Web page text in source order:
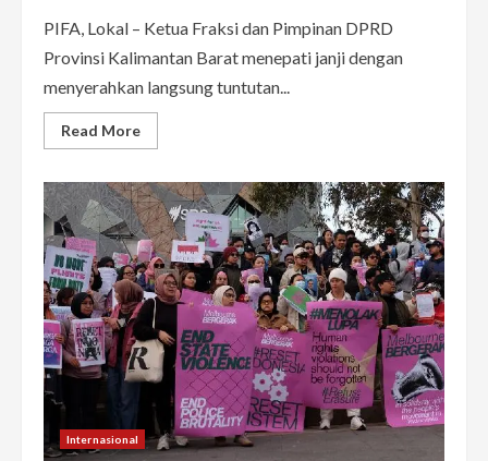
PIFA, Lokal – Ketua Fraksi dan Pimpinan DPRD
Provinsi Kalimantan Barat menepati janji dengan
menyerahkan langsung tuntutan...
Read MoreRead
more
Kalbar
Tepati
Janji,
Serahkan
Langsung
Aspirasi
Mahasiswa
dan
Masyarakat
ke
DPR
RI
Internasional